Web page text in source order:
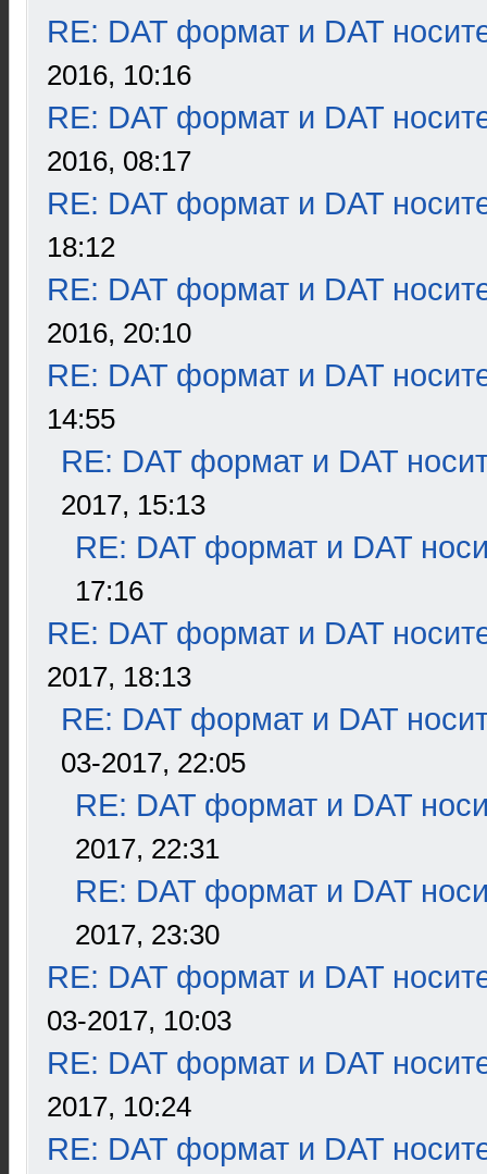
RE: DAT формат и DAT
2016, 10:16
RE: DAT формат и DAT
2016, 08:17
RE: DAT формат и DAT
18:12
RE: DAT формат и DAT
2016, 20:10
RE: DAT формат и DAT
14:55
RE: DAT формат и DAT
2017, 15:13
RE: DAT формат и DAT
17:16
RE: DAT формат и DAT
2017, 18:13
RE: DAT формат и DAT
03-2017, 22:05
RE: DAT формат и DAT
2017, 22:31
RE: DAT формат и DAT
2017, 23:30
RE: DAT формат и DAT
03-2017, 10:03
RE: DAT формат и DAT
2017, 10:24
RE: DAT формат и DAT